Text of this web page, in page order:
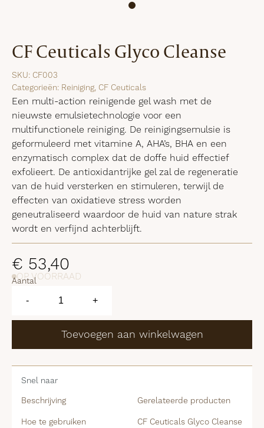
CF Ceuticals Glyco Cleanse
€ 53,40
Snel naar
Beschrijving
Gerelateerde producten
Hoe te gebruiken
CF Ceuticals Glyco Cleanse
Een multi-action reinigende gel wash met de
nieuwste emulsietechnologie voor een
multifunctionele reiniging. De reinigingsemulsie is
geformuleerd met vitamine A, AHA’s, BHA en een
enzymatisch complex dat de doffe huid effectief
exfolieert. De antioxidantrijke gel zal de regeneratie
van de huid versterken en stimuleren, terwijl de
effecten van oxidatieve stress worden
geneutraliseerd waardoor de huid van nature strak
wordt en verfijnd achterblijft.
OP VOORRAAD
Aantal
-
Ceuticals
Cleanse
+
Toevoegen aan winkelwagen
SKU: CF003
Categorieën: Reiniging, CF Ceuticals